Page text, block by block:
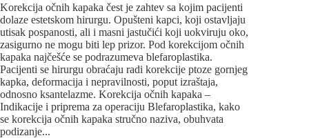
Korekcija očnih kapaka čest je zahtev sa kojim pacijenti
dolaze estetskom hirurgu. Opušteni kapci, koji ostavljaju
utisak pospanosti, ali i masni jastučići koji uokviruju oko,
zasigurno ne mogu biti lep prizor. Pod korekcijom očnih
kapaka najčešće se podrazumeva blefaroplastika.
Pacijenti se hirurgu obraćaju radi korekcije ptoze gornjeg
kapka, deformacija i nepravilnosti, poput izraštaja,
odnosno ksantelazme. Korekcija očnih kapaka –
Indikacije i priprema za operaciju Blefaroplastika, kako
se korekcija očnih kapaka stručno naziva, obuhvata
podizanje...